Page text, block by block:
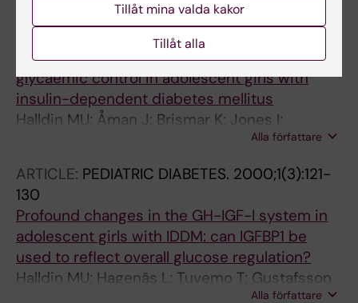
ACTA PAEDIATRICA.2001;90(4):393-
399
Anticholinergic treatment improves
glycaemic control in adolescent girls with
insulin-dependent diabetes mellitus
Halldin MU; Åman J; Brismar K; Jones I;
Alla författare
ARTICLE: PEDIATRIC DIABETES. 2000;1(3):121-
130
Profound changes in the GH-IGF-I system in
adolescent girls with IDDM: can IGFBP1 be
used to reflect overall glucose regulation?
Halldin MU; Hagenäs L; Tuvemo T; Gustafsson
Alla författare
Tillåt mina valda kakor
Tillåt alla